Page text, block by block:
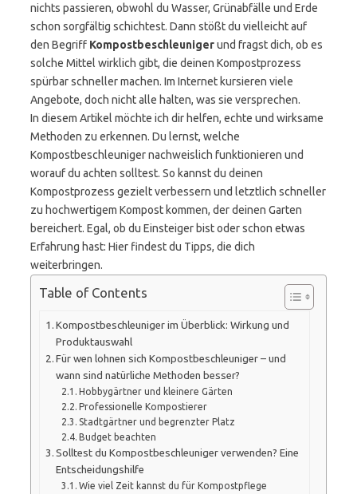
nichts passieren, obwohl du Wasser, Grünabfälle und Erde
schon sorgfältig schichtest. Dann stößt du vielleicht auf
den Begriff Kompostbeschleunigerund fragst dich, ob es
solche Mittel wirklich gibt, die deinen Kompostprozess
spürbar schneller machen. Im Internet kursieren viele
Angebote, doch nicht alle halten, was sie versprechen.
In diesem Artikel möchte ich dir helfen, echte und wirksame
Methoden zu erkennen. Du lernst, welche
Kompostbeschleuniger nachweislich funktionieren und
worauf du achten solltest. So kannst du deinen
Kompostprozess gezielt verbessern und letztlich schneller
zu hochwertigem Kompost kommen, der deinen Garten
bereichert. Egal, ob du Einsteiger bist oder schon etwas
Erfahrung hast: Hier findest du Tipps, die dich
weiterbringen.
Table of Contents
Kompostbeschleuniger im Überblick: Wirkung und
Produktauswahl
Für wen lohnen sich Kompostbeschleuniger – und
wann sind natürliche Methoden besser?
Hobbygärtner und kleinere Gärten
Professionelle Kompostierer
Stadtgärtner und begrenzter Platz
Budget beachten
Solltest du Kompostbeschleuniger verwenden? Eine
Entscheidungshilfe
Wie viel Zeit kannst du für Kompostpflege